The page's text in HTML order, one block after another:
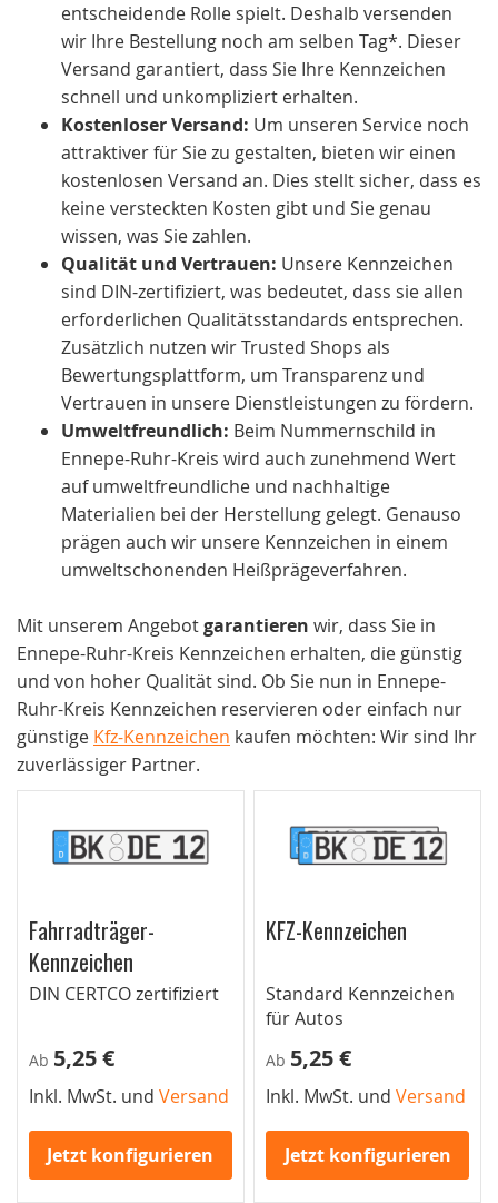
entscheidende Rolle spielt. Deshalb versenden
wir Ihre Bestellung noch am selben Tag*. Dieser
Versand garantiert, dass Sie Ihre Kennzeichen
schnell und unkompliziert erhalten.
Kostenloser Versand: Um unseren Service noch
attraktiver für Sie zu gestalten, bieten wir einen
kostenlosen Versand an. Dies stellt sicher, dass es
keine versteckten Kosten gibt und Sie genau
wissen, was Sie zahlen.
Qualität und Vertrauen: Unsere Kennzeichen
sind DIN-zertifiziert, was bedeutet, dass sie allen
erforderlichen Qualitätsstandards entsprechen.
Zusätzlich nutzen wir Trusted Shops als
Bewertungsplattform, um Transparenz und
Vertrauen in unsere Dienstleistungen zu fördern.
Umweltfreundlich: Beim Nummernschild in
Ennepe-Ruhr-Kreis wird auch zunehmend Wert
auf umweltfreundliche und nachhaltige
Materialien bei der Herstellung gelegt. Genauso
prägen auch wir unsere Kennzeichen in einem
umweltschonenden Heißprägeverfahren.
Mit unserem Angebotgarantieren wir, dass Sie in
Ennepe-Ruhr-Kreis Kennzeichen erhalten, die günstig
und von hoher Qualität sind. Ob Sie nun in Ennepe-
Ruhr-Kreis Kennzeichen reservieren oder einfach nur
günstige Kfz-Kennzeichen kaufen möchten: Wir sind Ihr
zuverlässiger Partner.
Fahrradträger-
Kennzeichen
DIN CERTCO zertifiziert
Ab 5,25 €
Inkl. MwSt. und Versand
Jetzt konfigurieren
KFZ-Kennzeichen
Standard Kennzeichen
für Autos
Ab 5,25 €
Inkl. MwSt. undVersand
Jetzt konfigurieren